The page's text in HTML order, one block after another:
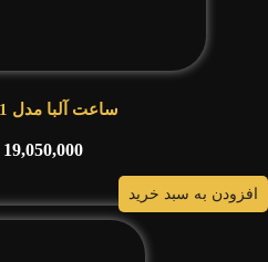
ساعت آلبا مدل AH7N35X1
19,050,000
افزودن به سبد خرید